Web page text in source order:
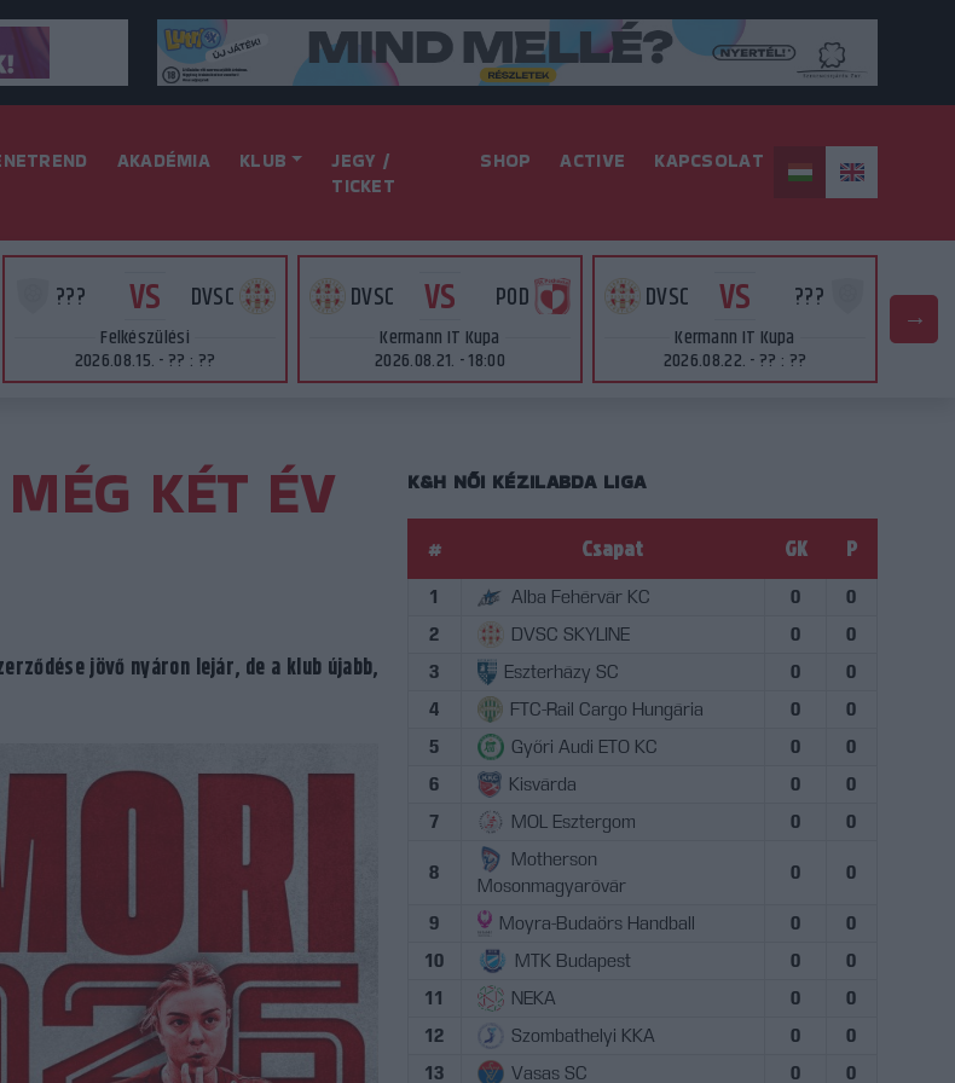
AKADÉMIA KLUB
JEGY /
TICKET
SHOP ACTIVE KAPCSOLAT
??? VS DVSC
Felkészülési
2026.08.15. - ?? : ??
DVSC VS POD
Kermann IT Kupa
2026.08.21. - 18:00
DVSC VS ???
Kermann IT Kupa
2026.08.22. - ?? : ??
KÉT ÉV
jövő nyáron lejár, de a klub újabb,
K&H NŐI KÉZILABDA LIGA
# Csapat GK P
1 Alba Fehérvár KC 0
0
2
DVSC SKYLINE 0
0
3
Eszterházy SC 0
0
4
FTC-Rail Cargo Hungária 0
0
5
Győri Audi ETO KC 0
0
6
Kisvárda 0
0
7
MOL Esztergom 0 0
8
Motherson
Mosonmagyaróvár
0 0
9 Moyra-Budaörs Handball 0
0
10
MTK Budapest 0
0
11
NEKA 0
0
12
Szombathelyi KKA 0
0
13
Vasas SC 0
0